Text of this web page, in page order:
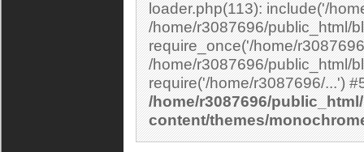
loader.php(113): include('/
/home/r3087696/public_html/
require_once('/home/
/home/r3087696/public_html/
/home/r3087696/
content/themes/